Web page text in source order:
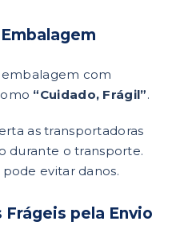
embalagem com
“Cuidado, Frágil”.
as transportadoras
durante o transporte.
evitar danos.
pela Envio